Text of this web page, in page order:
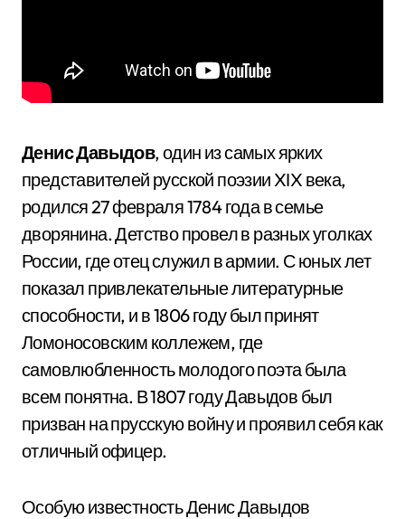
Денис Давыдов, один из самых ярких
представителей русской поэзии XIX века,
родился 27 февраля 1784 года в семье
дворянина. Детство провел в разных уголках
России, где отец служил в армии. С юных лет
показал привлекательные литературные
способности, и в 1806 году был принят
Ломоносовским коллежем, где
самовлюбленность молодого поэта была
всем понятна. В 1807 году Давыдов был
призван на прусскую войну и проявил себя как
отличный офицер.
Особую известность Денис Давыдов